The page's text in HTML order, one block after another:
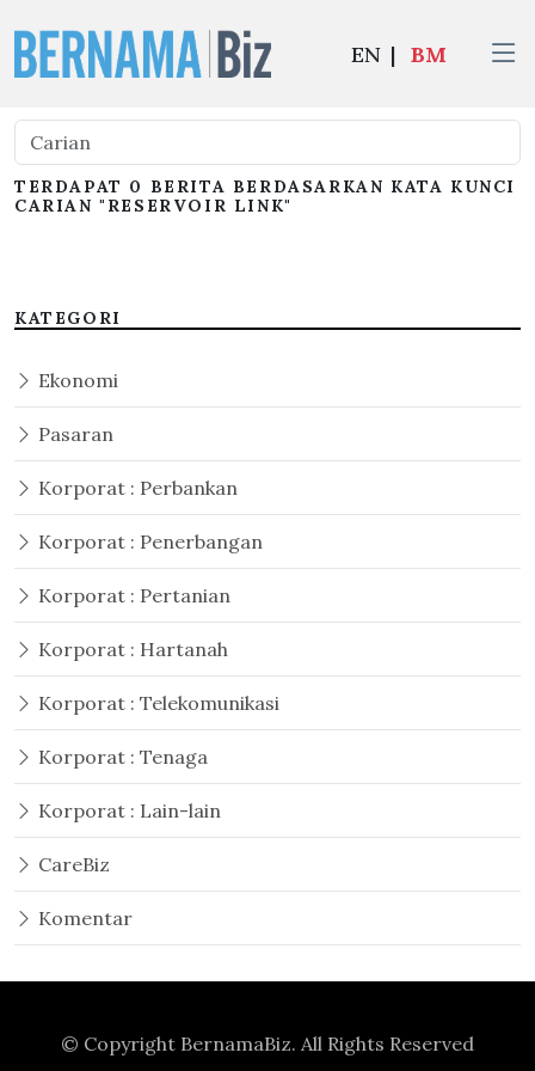
EN | BM
TERDAPAT 0 BERITA BERDASARKAN KATA KUNCI
CARIAN "RESERVOIR LINK"
KATEGORI
Ekonomi
Pasaran
Korporat : Perbankan
Korporat : Penerbangan
Korporat : Pertanian
Korporat : Hartanah
Korporat : Telekomunikasi
Korporat : Tenaga
Korporat : Lain-lain
CareBiz
Komentar
© Copyright BernamaBiz. All Rights Reserved